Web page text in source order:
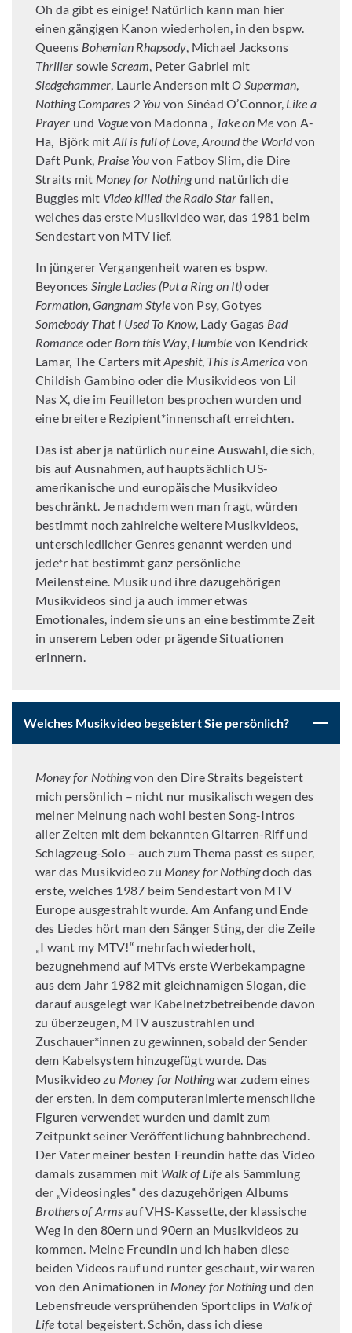
Oh da gibt es einige! Natürlich kann man hier
einen gängigen Kanon wiederholen, in den bspw.
Queens Bohemian Rhapsody, Michael Jacksons
Thriller sowie Scream, Peter Gabriel mit
Sledgehammer, Laurie Anderson mitO Superman,
Nothing Compares 2 You von Sinéad O’Connor, Like a
Prayer und Voguevon Madonna , Take on Me von A-
Ha, Björk mit All is full of Love, Around the Worldvon
Daft Punk, Praise Youvon Fatboy Slim, die Dire
Straits mit Money for Nothingund natürlich die
Buggles mit Video killed the Radio Star fallen,
welches das erste Musikvideo war, das 1981 beim
Sendestart von MTV lief.
In jüngerer Vergangenheit waren es bspw.
Beyonces Single Ladies (Put a Ring on It)oder
Formation, Gangnam Stylevon Psy,Gotyes
Somebody That I Used To Know, Lady Gagas Bad
Romance oder Born this Way, Humble von Kendrick
Lamar, The Carters mitApeshit, This is Americavon
Childish Gambino oder die Musikvideos von Lil
Nas X, die im Feuilleton besprochen wurden und
eine breitere Rezipient*innenschaft erreichten.
Das ist aber ja natürlich nur eine Auswahl, die sich,
bis auf Ausnahmen, auf hauptsächlich US-
amerikanische und europäische Musikvideo
beschränkt. Je nachdem wen man fragt, würden
bestimmt noch zahlreiche weitere Musikvideos,
unterschiedlicher Genres genannt werden und
jede*r hat bestimmt ganz persönliche
Meilensteine. Musik und ihre dazugehörigen
Musikvideos sind ja auch immer etwas
Emotionales, indem sie uns an eine bestimmte Zeit
in unserem Leben oder prägende Situationen
erinnern.
Welches Musikvideo begeistert Sie persönlich?
Money for Nothingvon den Dire Straits begeistert
mich persönlich – nicht nur musikalisch wegen des
meiner Meinung nach wohl besten Song-Intros
aller Zeiten mit dem bekannten Gitarren-Riff und
Schlagzeug-Solo – auch zum Thema passt es super,
war das Musikvideo zu Money for Nothingdoch das
erste, welches 1987 beim Sendestart von MTV
Europe ausgestrahlt wurde. Am Anfang und Ende
des Liedes hört man den Sänger Sting, der die Zeile
„I want my MTV!“ mehrfach wiederholt,
bezugnehmend auf MTVs erste Werbekampagne
aus dem Jahr 1982 mit gleichnamigen Slogan, die
darauf ausgelegt war Kabelnetzbetreibende davon
zu überzeugen, MTV auszustrahlen und
Zuschauer*innen zu gewinnen, sobald der Sender
dem Kabelsystem hinzugefügt wurde. Das
Musikvideo zu Money for Nothingwar zudem eines
der ersten, in dem computeranimierte menschliche
Figuren verwendet wurden und damit zum
Zeitpunkt seiner Veröffentlichung bahnbrechend.
Der Vater meiner besten Freundin hatte das Video
damals zusammen mit Walk of Life als Sammlung
der „Videosingles“ des dazugehörigen Albums
Brothers of Armsauf VHS-Kassette, der klassische
Weg in den 80ern und 90ern an Musikvideos zu
kommen. Meine Freundin und ich haben diese
beiden Videos rauf und runter geschaut, wir waren
von den Animationen in Money for Nothingund den
Lebensfreude versprühenden Sportclips in Walk of
Life total begeistert. Schön, dass ich diese